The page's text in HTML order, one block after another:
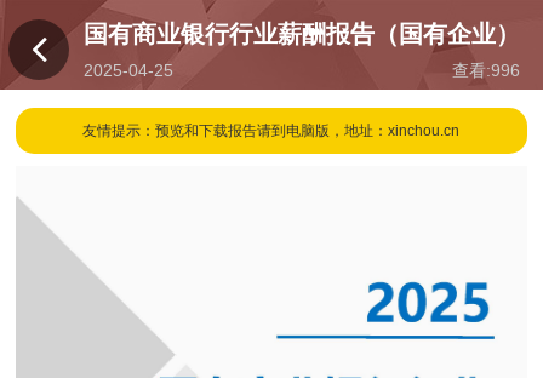
国有商业银行行业薪酬报告（国有企业）
2025-04-25
16:12
查看:996
友情提示：预览和下载报告请到电脑版，地址：xinchou.cn